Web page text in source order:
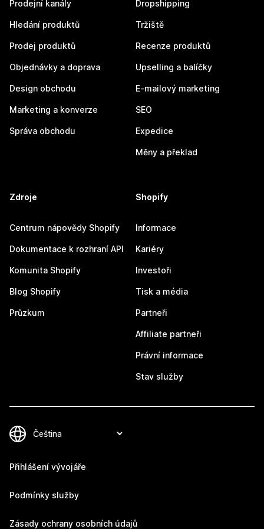
Prodejní kanály
Hledání produktů
Prodej produktů
Objednávky a doprava
Design obchodu
Marketing a konverze
Správa obchodu
Dropshipping
Tržiště
Recenze produktů
Upselling a balíčky
E-mailový marketing
SEO
Expedice
Měny a překlad
Zdroje
Centrum nápovědy Shopify
Dokumentace k rozhraní API
Komunita Shopify
Blog Shopify
Průzkum
Shopify
Informace
Kariéry
Investoři
Tisk a média
Partneři
Affiliate partneři
Právní informace
Stav služby
Přihlášení vývojáře
Podmínky služby
Zásady ochrany osobních údajů